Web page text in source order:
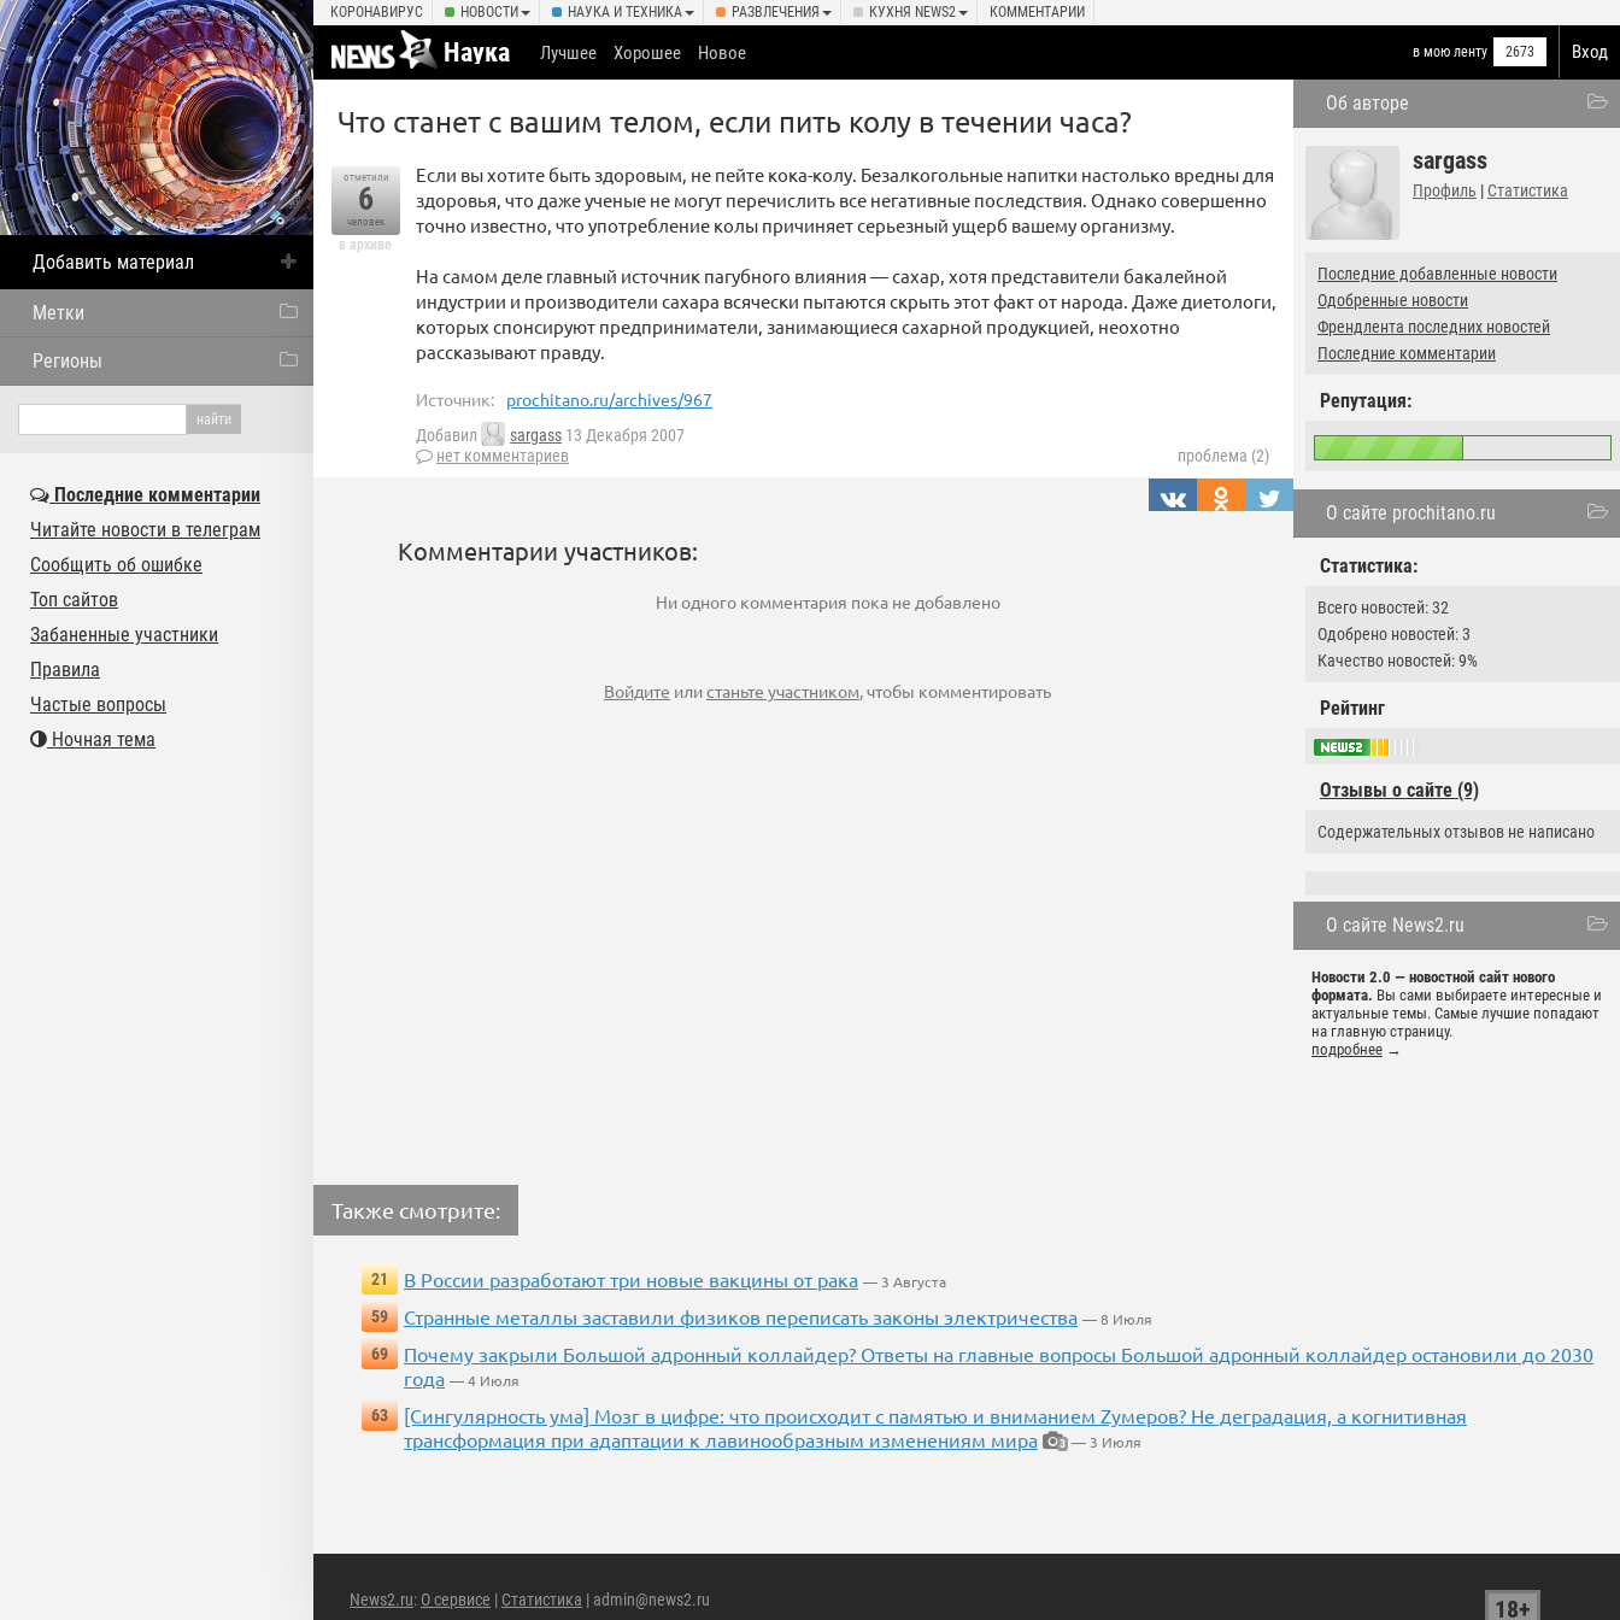
КОРОНАВИРУС НОВОСТИ НАУКА И ТЕХНИКА РАЗВЛЕЧЕНИЯ КУХНЯ NEWS2 КОММЕНТАРИИ
Вход
Наука в мою ленту 2673
Лучшее Хорошее Новое
Об авторе
sargass
Профиль | Статистика
Последние добавленные новости
Одобренные новости
Френдлента последних новостей
Последние комментарии
Репутация:
О сайте prochitano.ru
Статистика:
Всего новостей: 32
Одобрено новостей: 3
Качество новостей: 9%
Рейтинг
Отзывы о сайте (9)
Содержательных отзывов не написано
О сайте News2.ru
Новости 2.0 — новостной сайт нового
формата. Вы сами выбираете интересные и
актуальные темы. Самые лучшие попадают
на главную страницу.
подробнее →
Что станет с вашим телом, если пить колу в течении часа?
отметили
6
человек
в архиве
Если вы хотите быть здоровым, не пейте кока-колу. Безалкогольные напитки настолько вредны для
здоровья, что даже ученые не могут перечислить все негативные последствия. Однако совершенно
точно известно, что употребление колы причиняет серьезный ущерб вашему организму.
На самом деле главный источник пагубного влияния — сахар, хотя представители бакалейной
индустрии и производители сахара всячески пытаются скрыть этот факт от народа. Даже диетологи,
которых спонсируют предприниматели, занимающиеся сахарной продукцией, неохотно
рассказывают правду.
Источник: prochitano.ru/archives/967
Добавил sargass 13 Декабря 2007
нет комментариев
проблема (2)
Комментарии участников:
Ни одного комментария пока не добавлено
Войдите илистаньте участником, чтобы комментировать
Также смотрите:
21 В России разработают три новые вакцины от рака — 3 Августа
59
Странные металлы заставили физиков переписать законы электричества — 8 Июля
69
Почему закрыли Большой адронный коллайдер? Ответы на главные вопросы Большой адронный коллайдер остановили до 2030
года — 4 Июля
63
[Сингулярность ума] Мозг в цифре: что происходит с памятью и вниманием Zумеров? Не деградация, а когнитивная
трансформация при адаптации к лавинообразным изменениям мира
3 — 3 Июля
News2.ru: О сервисе | Статистика | admin@news2.ru 18+
Добавить материал
Метки
Регионы
Последние комментарии
Читайте новости в телеграм
Сообщить об ошибке
Топ сайтов
Забаненные участники
Правила
Частые вопросы
Ночная тема